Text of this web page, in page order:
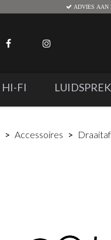
ADVIES AAN
HI-FI
Accessoires